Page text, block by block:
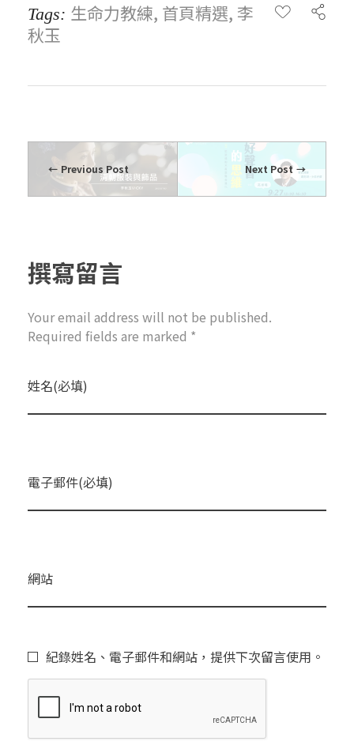
Tags: 生命力教練, 首頁精選, 李
秋玉
Previous Post Next Post
撰寫留言
Your email address will not be published.
Required fields are marked *
姓名(必填)
電子郵件(必填)
網站
紀錄姓名、電子郵件和網站，提供下次留言使用。